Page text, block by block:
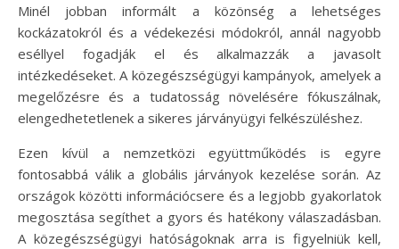
Minél jobban informált a közönség a lehetséges
kockázatokról és a védekezési módokról, annál nagyobb
eséllyel fogadják el és alkalmazzák a javasolt
intézkedéseket. A közegészségügyi kampányok, amelyek a
megelőzésre és a tudatosság növelésére fókuszálnak,
elengedhetetlenek a sikeres járványügyi felkészüléshez.
Ezen kívül a nemzetközi együttműködés is egyre
fontosabbá válik a globális járványok kezelése során. Az
országok közötti információcsere és a legjobb gyakorlatok
megosztása segíthet a gyors és hatékony válaszadásban.
A közegészségügyi hatóságoknak arra is figyelniük kell,